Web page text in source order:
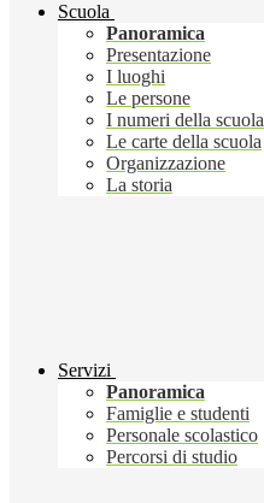
Scuola
Panoramica
Presentazione
I luoghi
Le persone
I numeri della scuola
Le carte della scuola
Organizzazione
La storia
Servizi
Panoramica
Famiglie e studenti
Personale scolastico
Percorsi di studio